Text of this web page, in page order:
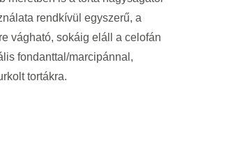
rendkívül egyszerű, a
vágható, sokáig eláll a celofán
fondanttal/marcipánnal,
tortákra.